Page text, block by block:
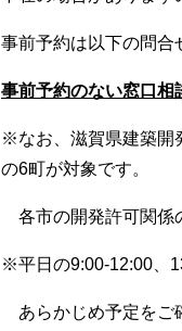
事前予約は以下の問合
事前予約のない窓口相
※なお、滋賀県建築開
の6町が対象です。
各市の開発許可関係
※平日の9:00-12:00、
あらかじめ予定をご